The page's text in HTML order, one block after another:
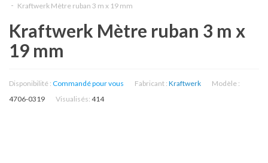
Kraftwerk Mètre ruban 3 m x 19 mm
Kraftwerk Mètre ruban 3 m x
19 mm
Disponibilité : Commandé pour vous Fabricant : Kraftwerk
Modèle :
4706-0319
Visualisés: 414